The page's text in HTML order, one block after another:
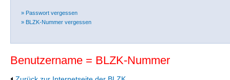
» Passwort vergessen
» BLZK-Nummer vergessen
Benutzername = BLZK-Nummer